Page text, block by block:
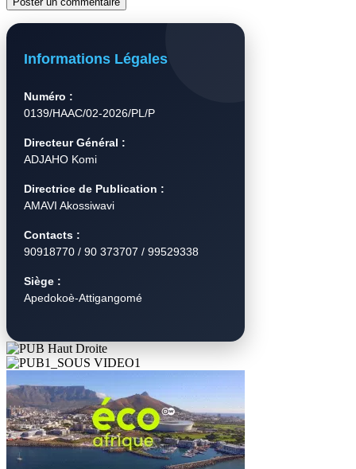
Informations Légales
Numéro :
0139/HAAC/02-2026/PL/P
Directeur Général :
ADJAHO Komi
Directrice de Publication :
AMAVI Akossiwavi
Contacts :
90918770 / 90 373707 / 99529338
Siège :
Apedokoè-Attigangomé